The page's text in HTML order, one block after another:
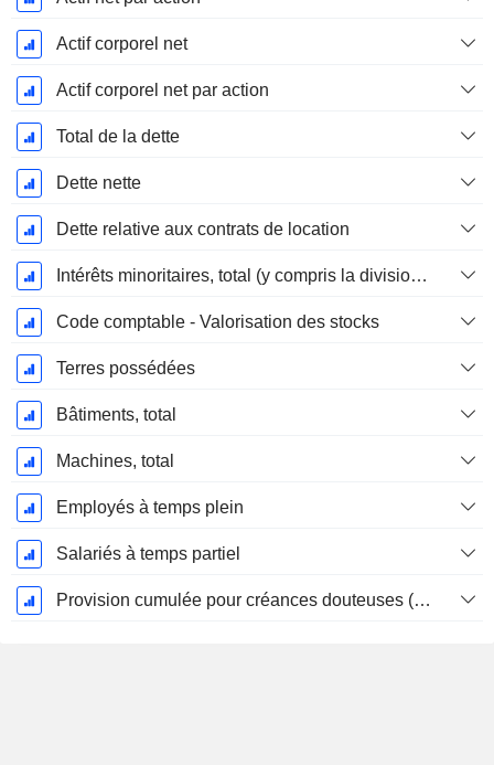
Actif corporel net
Actif corporel net par action
Total de la dette
Dette nette
Dette relative aux contrats de location
Intérêts minoritaires, total (y compris la division financière)
Code comptable - Valorisation des stocks
Terres possédées
Bâtiments, total
Machines, total
Employés à temps plein
Salariés à temps partiel
Provision cumulée pour créances douteuses (Supple)